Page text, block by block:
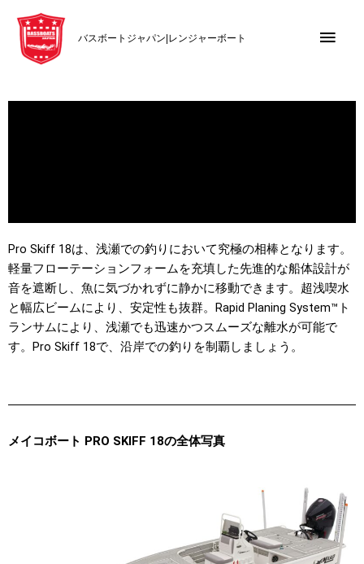
バスボートジャパン|レンジャーボート
ー
Pro Skiff 18は、浅瀬での釣りにおいて究極の相棒となります。
軽量フローテーションフォームを充填した先進的な船体設計が
音を遮断し、魚に気づかれずに静かに移動できます。超浅喫水
と幅広ビームにより、安定性も抜群。Rapid Planing System™ト
ランサムにより、浅瀬でも迅速かつスムーズな離水が可能で
す。Pro Skiff 18で、沿岸での釣りを制覇しましょう。
メイコボート PRO SKIFF 18の全体写真